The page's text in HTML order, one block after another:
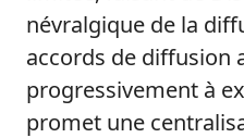
névralgique de la
accords de diffusion
progressivement à
promet une